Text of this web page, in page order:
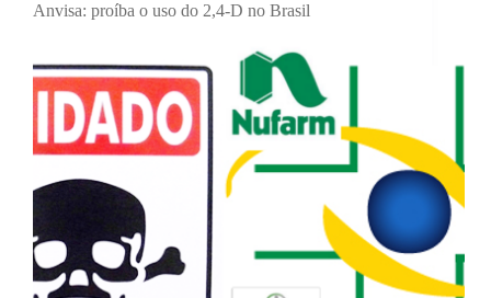
Anvisa: proíba o uso do 2,4-D no Brasil